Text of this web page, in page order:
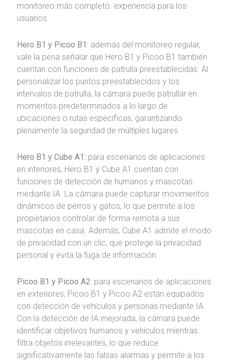
monitoreo más completo. experiencia para los
usuarios.
Hero B1 y Picoo B1: además del monitoreo regular,
vale la pena señalar que Hero B1 y Picoo B1 también
cuentan con funciones de patrulla preestablecidas. Al
personalizar los puntos preestablecidos y los
intervalos de patrulla, la cámara puede patrullar en
momentos predeterminados a lo largo de
ubicaciones o rutas específicas, garantizando
plenamente la seguridad de múltiples lugares.
Hero B1 y Cube A1: para escenarios de aplicaciones
en interiores, Hero B1 y Cube A1 cuentan con
funciones de detección de humanos y mascotas
mediante IA. La cámara puede capturar movimientos
dinámicos de perros y gatos, lo que permite a los
propietarios controlar de forma remota a sus
mascotas en casa. Además, Cube A1 admite el modo
de privacidad con un clic, que protege la privacidad
personal y evita la fuga de información.
Picoo B1 y Picoo A2: para escenarios de aplicaciones
en exteriores, Picoo B1 y Picoo A2 están equipados
con detección de vehículos y personas mediante IA.
Con la detección de IA mejorada, la cámara puede
identificar objetivos humanos y vehículos mientras
filtra objetos irrelevantes, lo que reduce
significativamente las falsas alarmas y permite a los